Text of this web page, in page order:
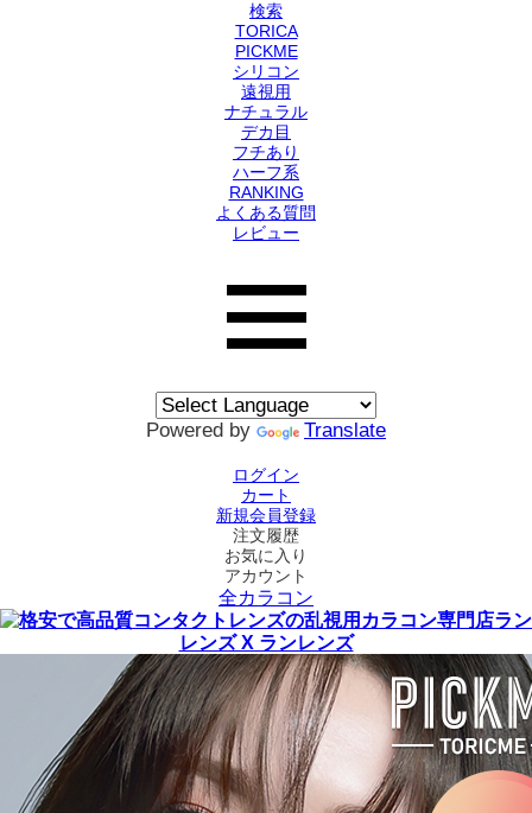
検索
TORICA
PICKME
シリコン
遠視用
ナチュラル
デカ目
フチあり
ハーフ系
RANKING
よくある質問
レビュー
Powered by Translate
ログイン
カート
新規会員登録
注文履歴
お気に入り
アカウント
全カラコン